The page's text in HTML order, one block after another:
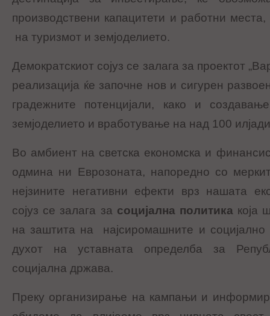
производствени капацитети и работни места,
на туризмот и земјоделието.
Демократскиот сојуз се залага за проектот
реализација ќе започне нов и сигурен
градежните потенцијали, како и
земјоделието и вработување на над 100
Во амбиент на светска економска и
одмина ни Еврозоната, напоредно со
нејзините негативни ефекти врз нашата
сојуз се залага за социјална политика која
на заштита на најсиромашните и социјално
духот на уставната определба за
социјална држава.
Преку организирање на кампањи и